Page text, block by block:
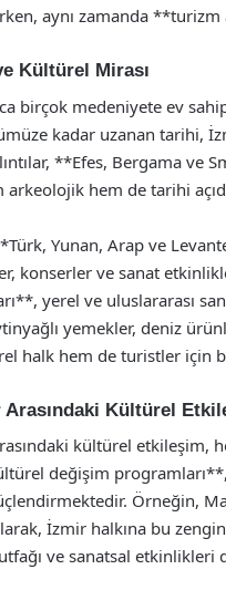
aynı zamanda **turizm
Kültürel Mirası
birçok medeniyete ev
kadar uzanan tarihi,
**Efes, Bergama
arkeolojik hem de tarihi
Yunan, Arap ve
konserler ve sanat
yerel ve uluslararası
yemekler, deniz
halk hem de turistler için
Kültürel
kültürel etkileşim,
değişim
Örneğin,
İzmir halkına bu
ve sanatsal etkinlikleri